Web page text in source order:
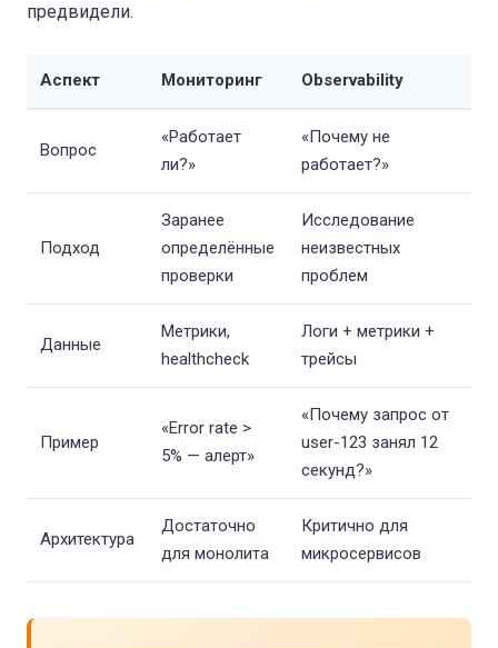
предвидели.
Аспект Мониторинг Observability
Вопрос
«Работает
ли?»
«Почему не
работает?»
Подход
Заранее
определённые
проверки
Исследование
неизвестных
проблем
Данные
Метрики,
healthcheck
Логи + метрики +
трейсы
Пример
«Error rate >
5% — алерт»
«Почему запрос от
user-123 занял 12
секунд?»
Архитектура
Достаточно
для монолита
Критично для
микросервисов